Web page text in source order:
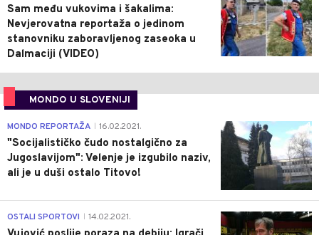
Sam među vukovima i šakalima:
Nevjerovatna reportaža o jedinom
stanovniku zaboravljenog zaseoka u
Dalmaciji (VIDEO)
MONDO U SLOVENIJI
4
MONDO REPORTAŽA 16.02.2021.
"Socijalističko čudo nostalgično za
Jugoslavijom": Velenje je izgubilo naziv,
ali je u duši ostalo Titovo!
1
OSTALI SPORTOVI 14.02.2021.